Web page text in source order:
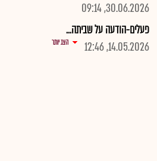
30.06.2026, 09:14
פעלים-הודעה על שביתה...
14.05.2026, 12:46
הצג יותר